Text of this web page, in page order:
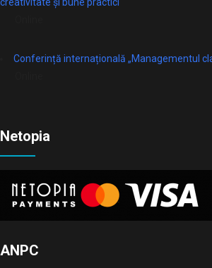
Conferință internațională „Managementul
Netopia
ANPC